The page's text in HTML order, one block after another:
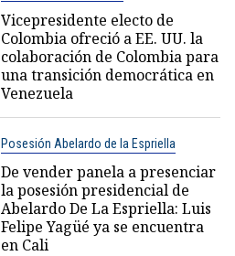
Vicepresidente electo de
Colombia ofreció a EE. UU. la
colaboración de Colombia para
una transición democrática en
Venezuela
Posesión Abelardo de la Espriella
De vender panela a presenciar
la posesión presidencial de
Abelardo De La Espriella: Luis
Felipe Yagüé ya se encuentra
en Cali